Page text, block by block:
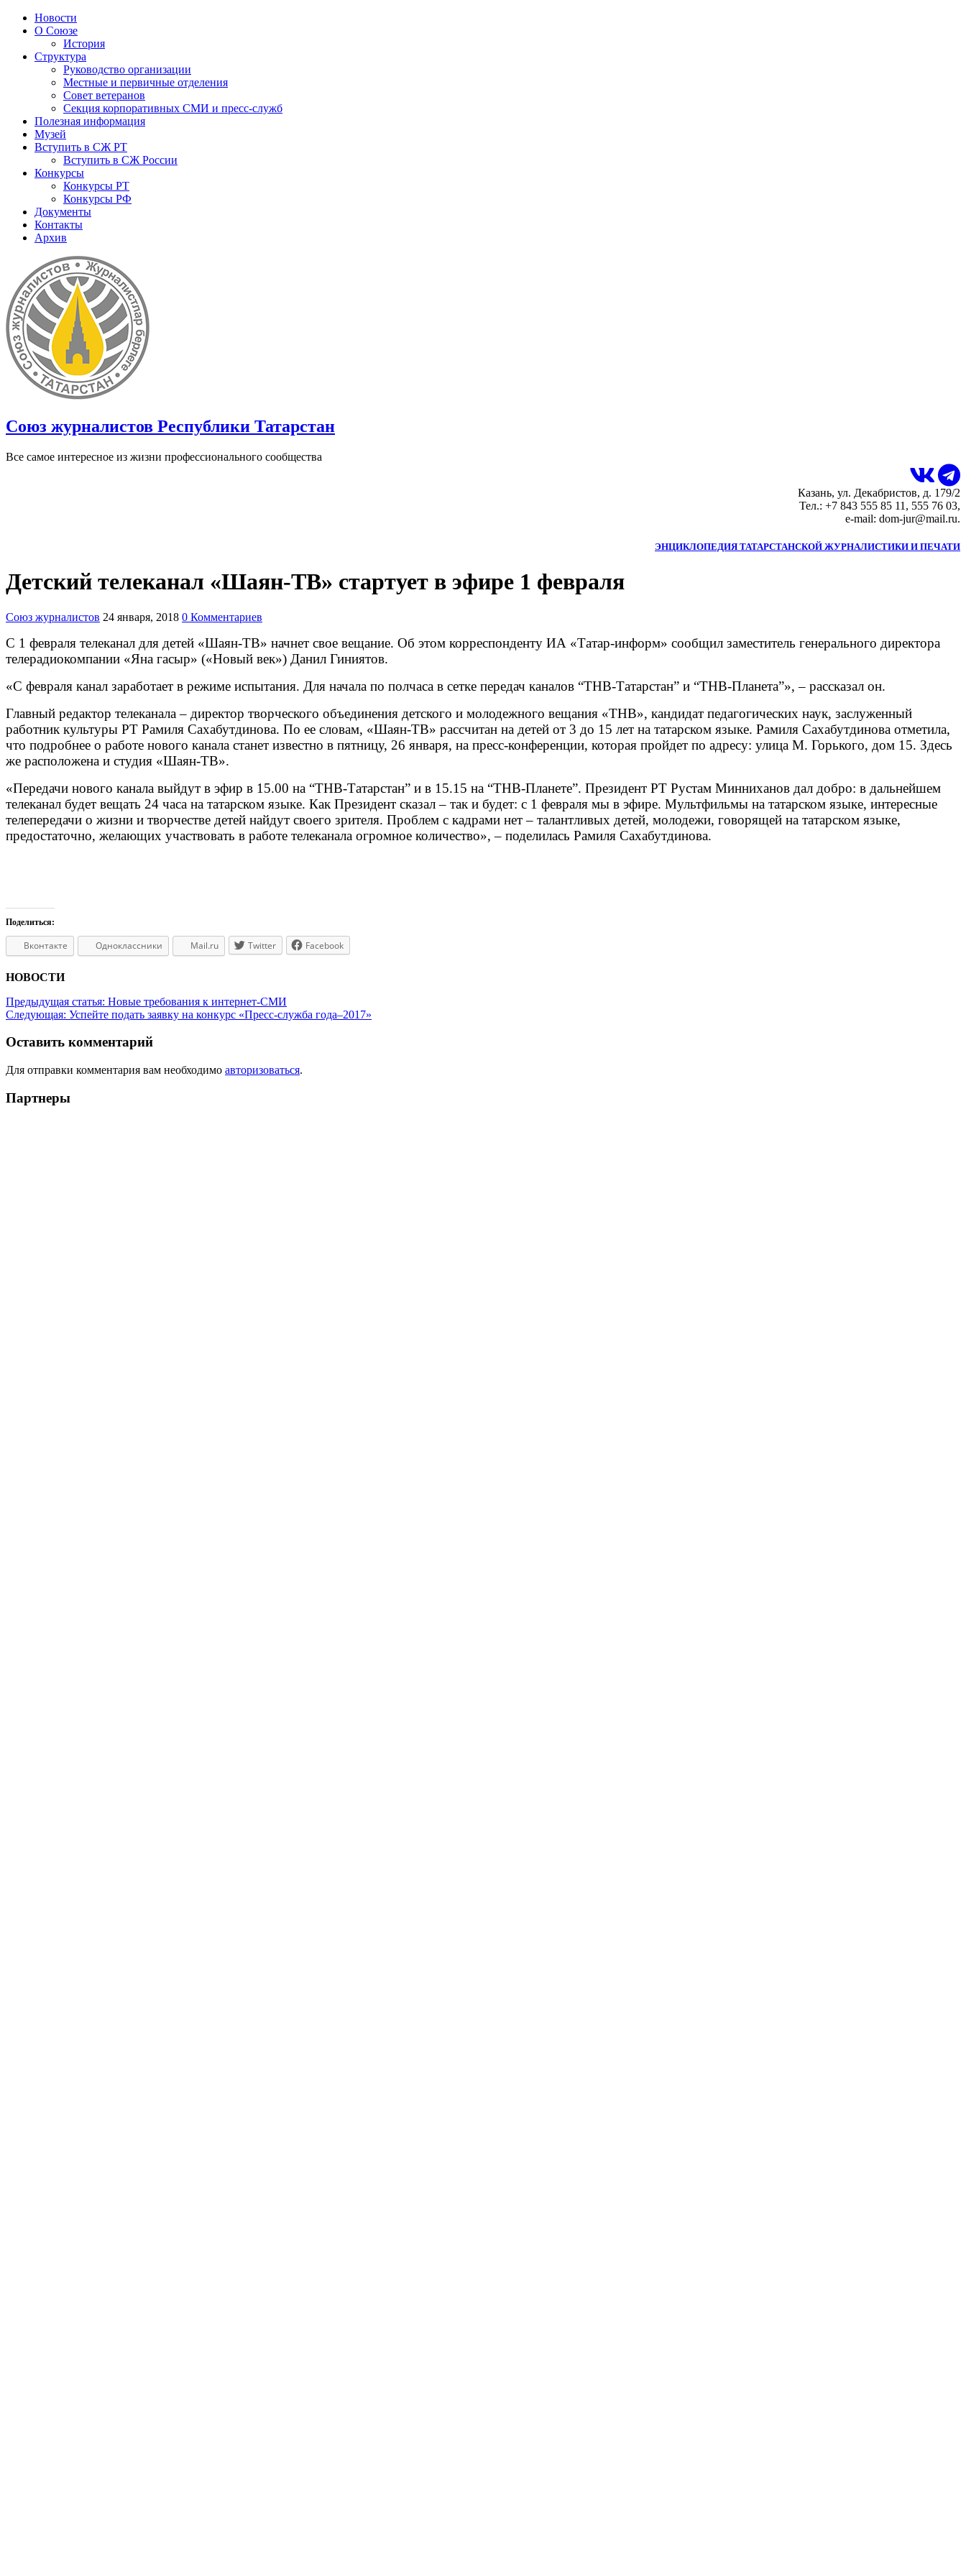
Новости
О Союзе
История
Структура
Руководство организации
Местные и первичные отделения
Совет ветеранов
Секция корпоративных СМИ и пресс-служб
Полезная информация
Музей
Вступить в СЖ РТ
Вступить в СЖ России
Конкурсы
Конкурсы РТ
Конкурсы РФ
Документы
Контакты
Архив
Союз журналистов Республики Татарстан
Все самое интересное из жизни профессионального сообщества
Казань, ул. Декабристов, д. 179/2
Тел.: +7 843 555 85 11, 555 76 03,
e-mail: dom-jur@mail.ru.
ЭНЦИКЛОПЕДИЯ ТАТАРСТАНСКОЙ ЖУРНАЛИСТИКИ И ПЕЧАТИ
Детский телеканал «Шаян-ТВ» стартует в эфире 1 февраля
Союз журналистов 24 января, 2018 0 Комментариев
С 1 февраля телеканал для детей «Шаян-ТВ» начнет свое вещание. Об этом корреспонденту ИА «Татар-информ» сообщил заместитель генерального директора
телерадиокомпании «Яна гасыр» («Новый век») Данил Гиниятов.
«С февраля канал заработает в режиме испытания. Для начала по полчаса в сетке передач каналов “ТНВ-Татарстан” и “ТНВ-Планета”», – рассказал он.
Главный редактор телеканала – директор творческого объединения детского и молодежного вещания «ТНВ», кандидат педагогических наук, заслуженный
работник культуры РТ Рамиля Сахабутдинова. По ее словам, «Шаян-ТВ» рассчитан на детей от 3 до 15 лет на татарском языке. Рамиля Сахабутдинова отметила,
что подробнее о работе нового канала станет известно в пятницу, 26 января, на пресс-конференции, которая пройдет по адресу: улица М. Горького, дом 15. Здесь
же расположена и студия «Шаян-ТВ».
«Передачи нового канала выйдут в эфир в 15.00 на “ТНВ-Татарстан” и в 15.15 на “ТНВ-Планете”. Президент РТ Рустам Минниханов дал добро: в дальнейшем
телеканал будет вещать 24 часа на татарском языке. Как Президент сказал – так и будет: с 1 февраля мы в эфире. Мультфильмы на татарском языке, интересные
телепередачи о жизни и творчестве детей найдут своего зрителя. Проблем с кадрами нет – талантливых детей, молодежи, говорящей на татарском языке,
предостаточно, желающих участвовать в работе телеканала огромное количество», – поделилась Рамиля Сахабутдинова.
Поделиться:
Вконтакте Одноклассники Mail.ru Twitter Facebook
НОВОСТИ
Предыдущая статья: Новые требования к интернет-СМИ
Следующая: Успейте подать заявку на конкурс «Пресс-служба года–2017»
Оставить комментарий
Для отправки комментария вам необходимо авторизоваться.
Партнеры